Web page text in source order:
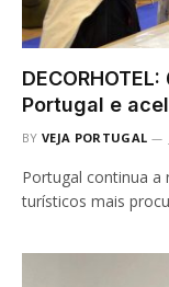
Portugal e
BY VEJA PORTUGAL
Portugal continua a
turísticos mais